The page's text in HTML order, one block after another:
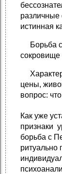
различные
истинная
Борьба с
сокровище
Характер
цены,
вопрос:
Как уже
признаки
борьба с
ритуально